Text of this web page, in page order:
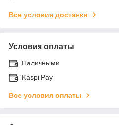
Все условия доставки
Условия оплаты
Наличными
Kaspi Pay
Все условия оплаты